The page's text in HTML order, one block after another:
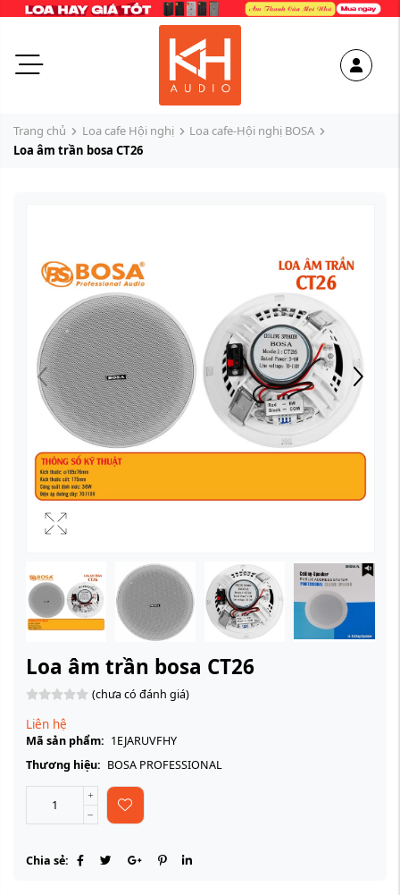
Trang chủ Loa cafe Hội nghị
Loa cafe-Hội nghị BOSA
Loa âm trần bosa CT26
Loa âm trần bosa CT26
(chưa có đánh giá)
Liên hệ
Mã sản phẩm: 1EJARUVFHY
Thương hiệu: BOSA PROFESSIONAL
Chia sẻ: